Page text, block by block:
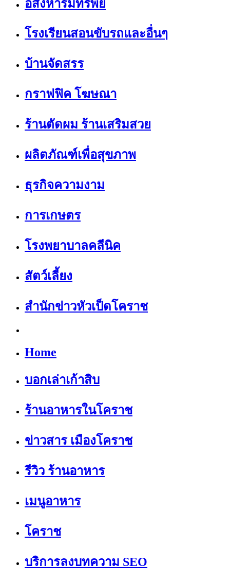
อสังหาริมทรัพย์
โรงเรียนสอนขับรถและอื่นๆ
บ้านจัดสรร
กราฟฟิค โฆษณา
ร้านตัดผม ร้านเสริมสวย
ผลิตภัณฑ์เพื่อสุขภาพ
ธุรกิจความงาม
การเกษตร
โรงพยาบาลคลีนิค
สัตว์เลี้ยง
สำนักข่าวหัวเป็ดโคราช
Home
บอกเล่าเก้าสิบ
ร้านอาหารในโคราช
ข่าวสาร เมืองโคราช
รีวิว ร้านอาหาร
เมนูอาหาร
โคราช
บริการลงบทความ SEO